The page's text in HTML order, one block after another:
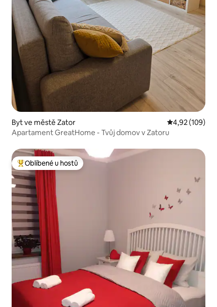
Byt ve městě Zator Průměrné
4,92 (109)
Apartament GreatHome - Tvůj domov v Zatoru
Nejlepší v kategorii Oblíbené u hostů
Oblíbené u hostů